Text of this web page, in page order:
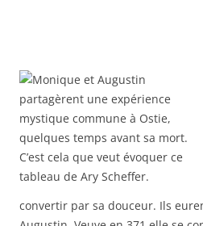
convertir par sa douceur. Ils